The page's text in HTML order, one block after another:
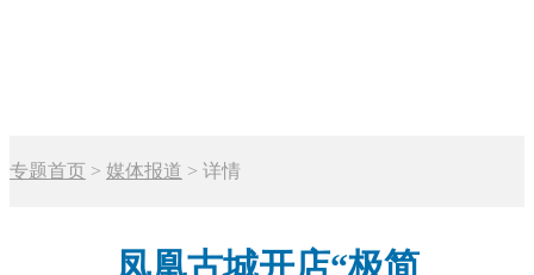
专题首页 > 媒体报道 > 详情
凤凰古城开店“极简